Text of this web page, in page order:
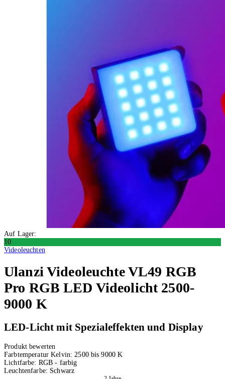
Auf Lager:
10
Videoleuchten
Ulanzi Videoleuchte VL49 RGB
Pro RGB LED Videolicht 2500-
9000 K
LED-Licht mit Spezialeffekten und Display
Produkt bewerten
Farbtemperatur Kelvin: 2500 bis 9000 K
Lichtfarbe: RGB - farbig
Leuchtenfarbe: Schwarz